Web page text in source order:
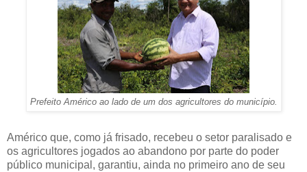
Prefeito Américo ao lado de um dos agricultores do município.
Américo que, como já frisado, recebeu o setor paralisado e
os agricultores jogados ao abandono por parte do poder
público municipal, garantiu, ainda no primeiro ano de seu